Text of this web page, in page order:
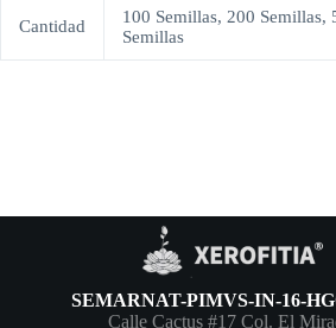
Cantidad
100 Semillas, 200 Semillas,
Semillas
SEMARNAT-PIMVS-IN-16-
Calle Cactus #17 Col. El